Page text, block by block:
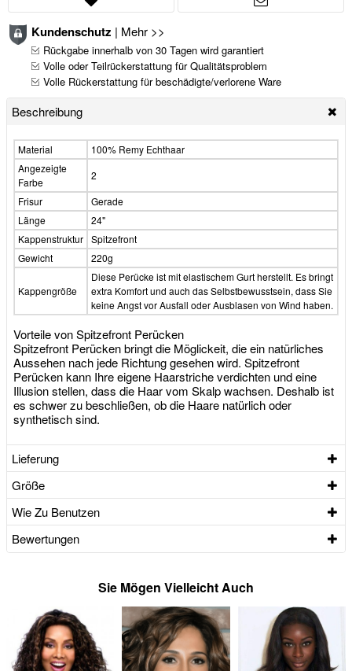
Kundenschutz | Mehr >>
Rückgabe innerhalb von 30 Tagen wird garantiert
Volle oder Teilrückerstattung für Qualitätsproblem
Volle Rückerstattung für beschädigte/verlorene Ware
Beschreibung
Material
100% Remy Echthaar
Angezeigte
Farbe
2
Frisur
Gerade
Länge
24"
Kappenstruktur Spitzefront
Gewicht
220g
Kappengröße
Diese Perücke ist mit elastischem Gurt herstellt. Es bringt
extra Komfort und auch das Selbstbewusstsein, dass Sie
keine Angst vor Ausfall oder Ausblasen von Wind haben.
Vorteile von Spitzefront Perücken
Spitzefront Perücken bringt die Möglickeit, die ein natürliches
Aussehen nach jede Richtung gesehen wird. Spitzefront
Perücken kann Ihre eigene Haarstriche verdichten und eine
Illusion stellen, dass die Haar vom Skalp wachsen. Deshalb ist
es schwer zu beschließen, ob die Haare natürlich oder
synthetisch sind.
Lieferung
Größe
Wie Zu Benutzen
Bewertungen
Sie Mögen Vielleicht Auch